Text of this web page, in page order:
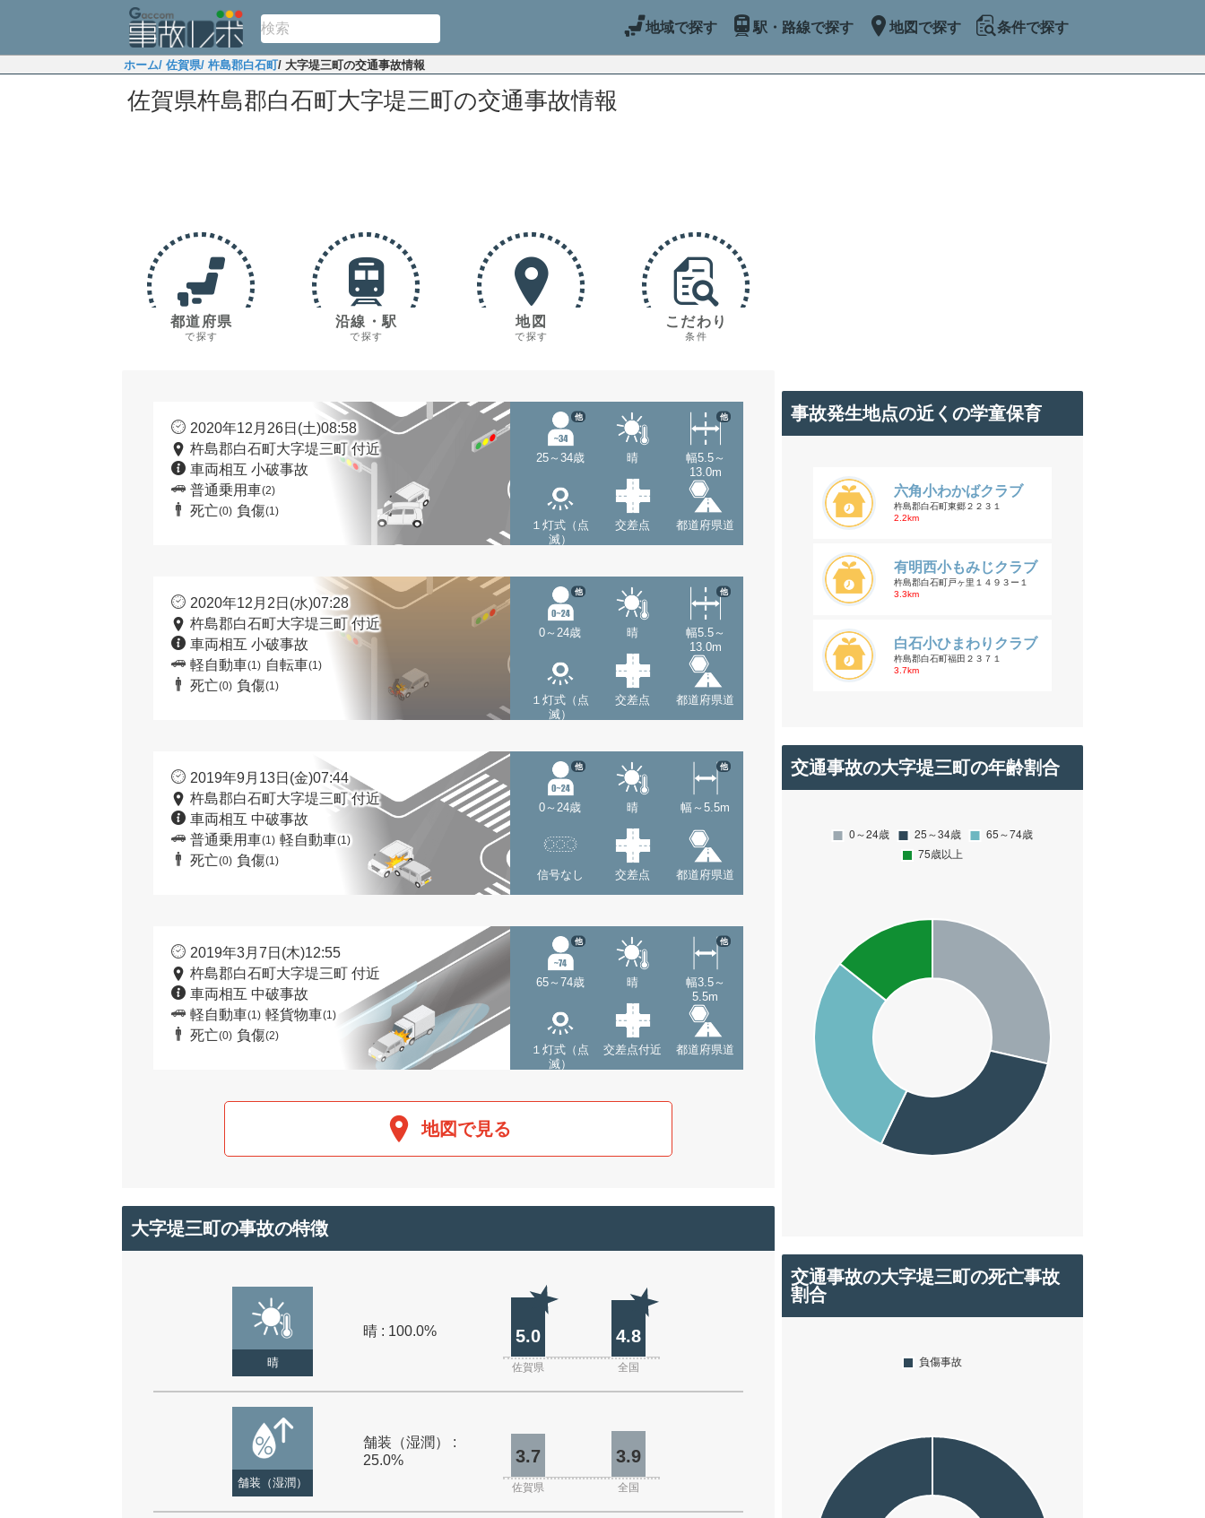
地域で探す 駅・路線で探す 地図で探す 条件で探す
ホーム/ 佐賀県/ 杵島郡白石町/ 大字堤三町の交通事故情報
佐賀県杵島郡白石町大字堤三町の交通事故情報
都道府県
で探す
沿線・駅
で探す
地図
で探す
こだわり
条件
2020年12月26日(土)08:58
杵島郡白石町大字堤三町 付近
車両相互 小破事故
普通乗用車(2)
死亡(0) 負傷(1)
25～34歳
他
晴
幅5.5～
13.0m
他
１灯式（点
滅）
交差点 都道府県道
2020年12月2日(水)07:28
杵島郡白石町大字堤三町 付近
車両相互 小破事故
軽自動車(1) 自転車(1)
死亡(0) 負傷(1)
0～24歳
他
晴
幅5.5～
13.0m
他
１灯式（点
滅）
交差点 都道府県道
2019年9月13日(金)07:44
杵島郡白石町大字堤三町 付近
車両相互 中破事故
普通乗用車(1) 軽自動車(1)
死亡(0) 負傷(1)
0～24歳
他
晴 幅～5.5m
他
信号なし 交差点 都道府県道
2019年3月7日(木)12:55
杵島郡白石町大字堤三町 付近
車両相互 中破事故
軽自動車(1) 軽貨物車(1)
死亡(0) 負傷(2)
65～74歳
他
晴
幅3.5～
5.5m
他
１灯式（点
滅）
交差点付近 都道府県道
地図で見る
大字堤三町の事故の特徴
晴
晴 : 100.0% 5.0 4.8
佐賀県 全国
舗装（湿潤）
舗装（湿潤） :
25.0%
3.7 3.9
佐賀県 全国
事故発生地点の近くの学童保育
六角小わかばクラブ
杵島郡白石町東郷２２３１
2.2km
有明西小もみじクラブ
杵島郡白石町戸ヶ里１４９３ー１
3.3km
白石小ひまわりクラブ
杵島郡白石町福田２３７１
3.7km
交通事故の大字堤三町の年齢割合
交通事故の大字堤三町の死亡事故
割合